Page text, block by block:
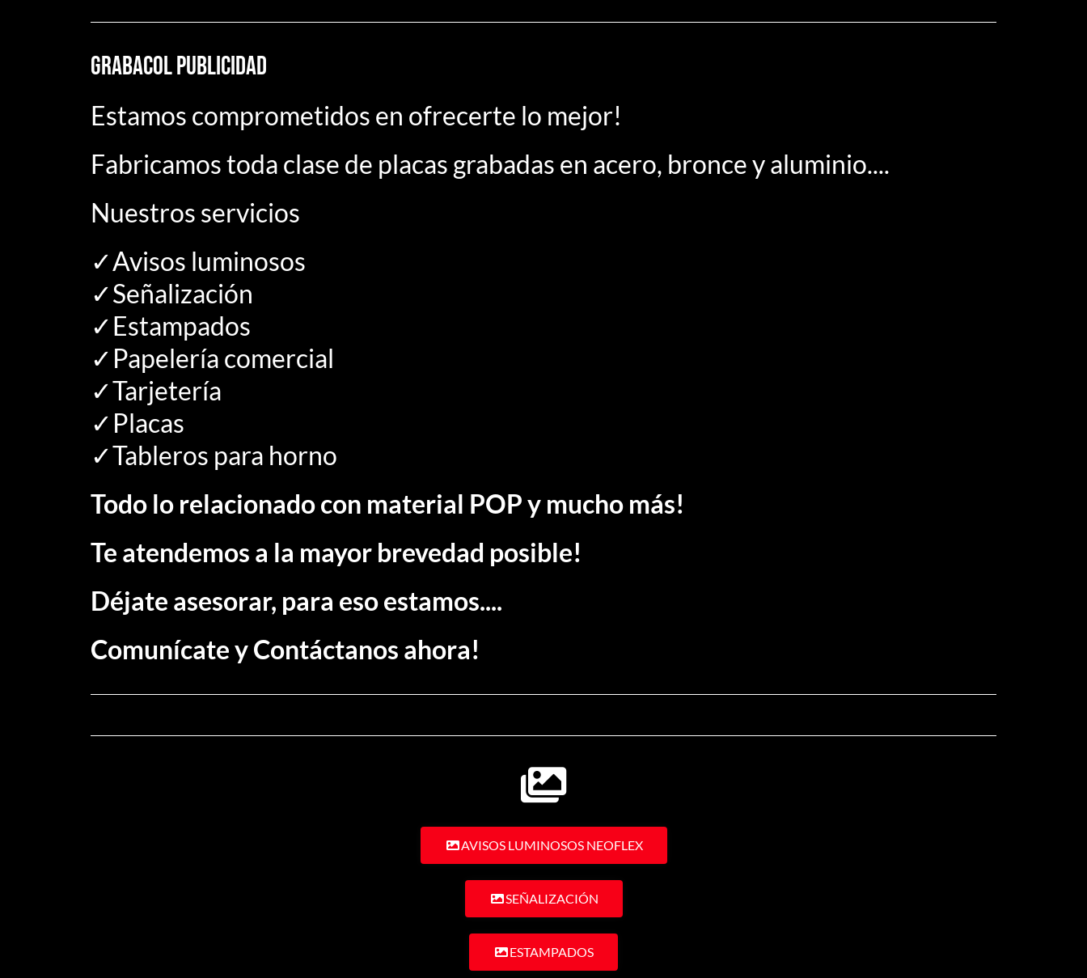
GRABACOL PUBLICIDAD
Estamos comprometidos en ofrecerte lo mejor!
Fabricamos toda clase de placas grabadas en acero, bronce y aluminio....
Nuestros servicios
✓Avisos luminosos
✓Señalización
✓Estampados
✓Papelería comercial
✓Tarjetería
✓Placas
✓Tableros para horno
Todo lo relacionado con material POP y mucho más!
Te atendemos a la mayor brevedad posible!
Déjate asesorar, para eso estamos....
Comunícate y Contáctanos ahora!
AVISOS LUMINOSOS NEOFLEX
SEÑALIZACIÓN
ESTAMPADOS